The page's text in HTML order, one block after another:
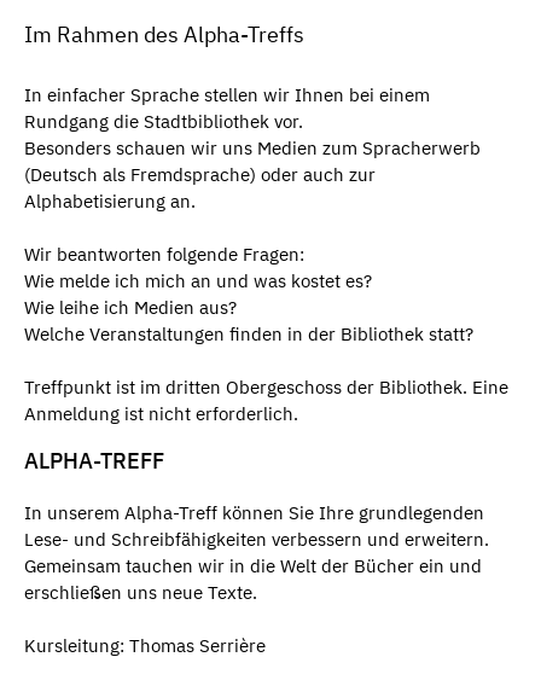
Im Rahmen des Alpha-Treffs
In einfacher Sprache stellen wir Ihnen bei einem
Rundgang die Stadtbibliothek vor.
Besonders schauen wir uns Medien zum Spracherwerb
(Deutsch als Fremdsprache) oder auch zur
Alphabetisierung an.
Wir beantworten folgende Fragen:
Wie melde ich mich an und was kostet es?
Wie leihe ich Medien aus?
Welche Veranstaltungen finden in der Bibliothek statt?
Treffpunkt ist im dritten Obergeschoss der Bibliothek. Eine
Anmeldung ist nicht erforderlich.
ALPHA-TREFF
In unserem Alpha-Treff können Sie Ihre grundlegenden
Lese- und Schreibfähigkeiten verbessern und erweitern.
Gemeinsam tauchen wir in die Welt der Bücher ein und
erschließen uns neue Texte.
Kursleitung: Thomas Serrière